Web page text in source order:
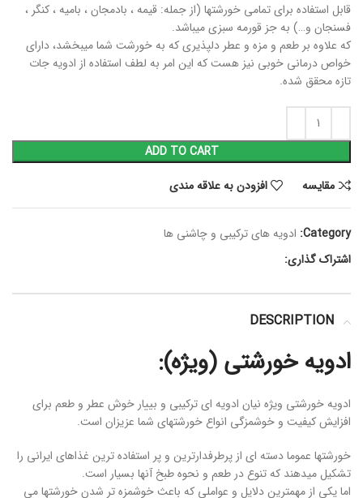
قابل استفاده برای تمامی خورشتها (از جمله: قیمه ، بادمجان ، بامیه ، کنگر ،
فسنجان و…) به جز قورمه سبزی میباشد.
که علاوه بر طعم و مزه و عطر دلپذیری که به خورشت شما میبخشد، دارای
خواص درمانی خوبی نیز هست که این امر به لطف استفاده از ادویه جات
تازه محقق شده.
ADD TO CART
مقايسه
افزودن به علاقه مندی
Category: ادویه های ترکیبی و چاشنی ها
اشتراک گذاری:
DESCRIPTION
ادویه خورشتی (ویژه):
ادویه خورشتی ویژه نیان ادویه ای ترکیبی و بییار خوش عطر و طعم برای
افزایش کیفیت و خوشمزگی انواع خورشتهای شما عزیزان است.
خورشتها عموما دسته ای از پرطرفدارترین و پر استفاده ترین غذاهای ایرانی را
تشکیل میدهند که تنوع در طعم و نحوه طبخ آنها بسیار است.
اما یکی از مهمترین دلایل و عواملی که باعث خوشمزه تر شدن خورشتها می